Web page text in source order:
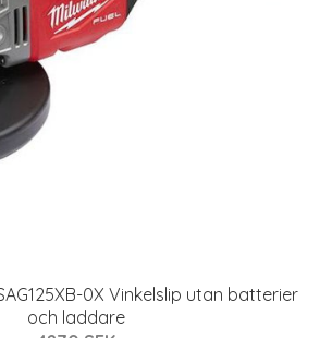
0X Vinkelslip utan batterier
och laddare